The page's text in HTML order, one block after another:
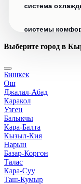
система
системы
стекла
топливная
тормозная
трансмиссия
электрика
Выберите город в
Бишкек
Ош
Джалал-Абад
Каракол
Узген
Балыкчы
Кара-Балта
Кызыл-Кия
Нарын
Базар-Коргон
Талас
Кара-Суу
Таш-Кумыр